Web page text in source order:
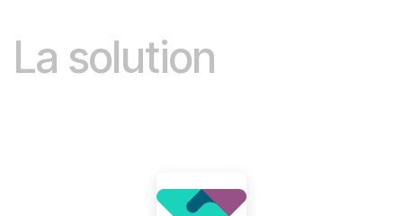
La solution